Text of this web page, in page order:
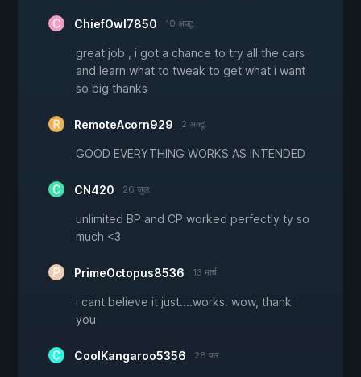
ChiefOwl7850 10 अक्टू.
great job , i got a chance to try all the cars
and learn what to tweak to get what i want
so big thanks
RemoteAcorn929 2 अक्टू.
GOOD EVERYTHING WORKS AS INTENDED
CN420 26 जुल.
unlimited BP and CP worked perfectly ty so
much <3
PrimeOctopus8536 13 मार्च
i cant believe it just....works. wow, thank
you
CoolKangaroo5356 28 फ़र.